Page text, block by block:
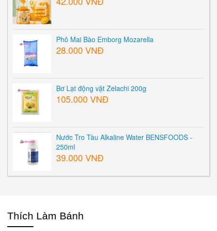
Phô Mai Bào Emborg Mozarella
28.000 VNĐ
Bơ Lạt động vật Zelachi 200g
105.000 VNĐ
Nước Tro Tàu Alkaline Water BENSFOODS -
250ml
39.000 VNĐ
Thích Làm Bánh